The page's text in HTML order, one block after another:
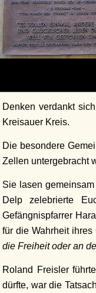
Denken verdankt
Kreisauer Kreis.
Die besondere
Zellen untergebracht
Sie lasen
Delp zelebrierte
Gefängnispfarrer
für die Wahrheit
die Freiheit oder an
Roland Freisler
dürfte, war die